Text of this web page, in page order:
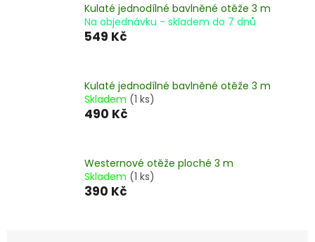
Kulaté jednodílné bavlněné otěže 3 m
Na objednávku - skladem do 7 dnů
549 Kč
Kulaté jednodílné bavlněné otěže 3 m
Skladem (1 ks)
490 Kč
Westernové otěže ploché 3 m
Skladem (1 ks)
390 Kč